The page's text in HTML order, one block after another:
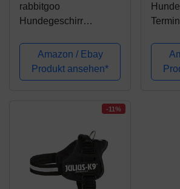
rabbitgoo
Hundegeschirr
Zug Geschirr Hund mit
Kontrolle No Pull
Verstellbar
Hunde Atmungsaktiv
Amazon / Ebay
Produkt ansehen*
-11%